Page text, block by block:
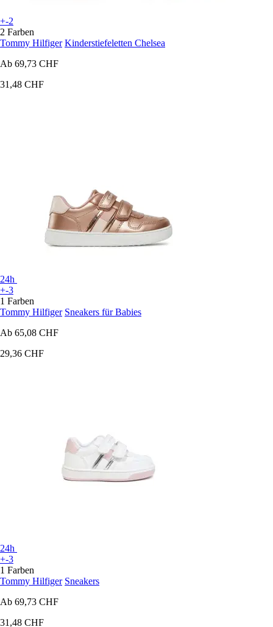
+-2
2 Farben
Tommy Hilfiger Kinderstiefeletten Chelsea
Ab 69,73 CHF
31,48 CHF
24h
+-3
1 Farben
Tommy Hilfiger Sneakers für Babies
Ab 65,08 CHF
29,36 CHF
24h
+-3
1 Farben
Tommy Hilfiger Sneakers
Ab 69,73 CHF
31,48 CHF